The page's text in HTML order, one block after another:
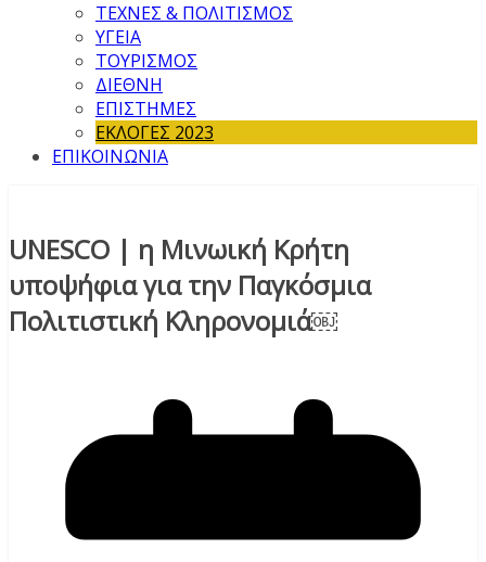
ΤΕΧΝΕΣ & ΠΟΛΙΤΙΣΜΟΣ
ΥΓΕΙΑ
ΤΟΥΡΙΣΜΟΣ
ΔΙΕΘΝΗ
ΕΠΙΣΤΗΜΕΣ
ΕΚΛΟΓΕΣ 2023
ΕΠΙΚΟΙΝΩΝΙΑ
UNESCO | η Μινωική Κρήτη
υποψήφια για την Παγκόσμια
Πολιτιστική Κληρονομιά￼